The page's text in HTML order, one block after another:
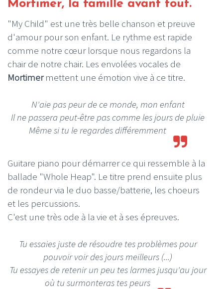
Mortimer, la famille avant tout.
"My Child" est une très belle chanson et preuve
d'amour pour son enfant. Le rythme est rapide
comme notre cœur lorsque nous regardons la
chair de notre chair. Les envolées vocales de
Mortimermettent une émotion vive à ce titre.
N'aie pas peur de ce monde, mon enfant
Il ne passera peut-être pas comme les jours de pluie
Même si tu le regardes différemment
Guitare piano pour démarrer ce qui ressemble à la
ballade "Whole Heap". Le titre prend ensuite plus
de rondeur via le duo basse/batterie, les choeurs
et les percussions.
C'est une très ode à la vie et à ses épreuves.
Tu essaies juste de résoudre tes problèmes pour
pouvoir voir des jours meilleurs (...)
Tu essayes de retenir un peu tes larmes jusqu'au jour
où tu surmonteras tes peurs